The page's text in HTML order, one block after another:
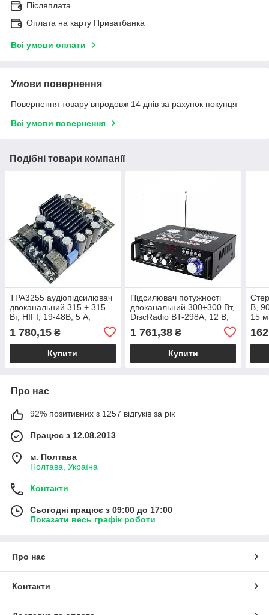
Післяплата
Оплата на карту Приватбанка
Всі умови оплати
Умови повернення
Повернення товару впродовж 14 днів за рахунок покупця
Всі умови повернення
Подібні товари компанії
TPA3255 аудіопідсилювач
двоканальний 315 + 315
Вт, HIFI, 19-48В, 5 А,
1 780,15 ₴
Купити
Підсилювач потужності
двоканальний 300+300 Вт,
DiscRadio BT-298А, 12 В,
1 761,38₴
Купити
В,
15
Про нас
92% позитивних з 1257 відгуків за рік
Працює з 12.08.2013
м. Полтава
Полтава, Україна
Контакти
Сьогодні працює з 09:00 до 17:00
Показати весь графік роботи
Про нас
Контакти